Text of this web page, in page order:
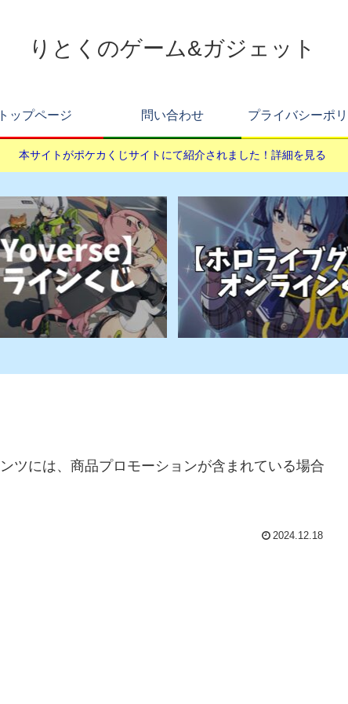
りとくのゲーム&ガジェット
トップページ 問い合わせ プライバシーポ
本サイトがポケカくじサイトにて紹介されました！詳細を見る
ツには、商品プロモーションが含まれている場合
2024.12.18